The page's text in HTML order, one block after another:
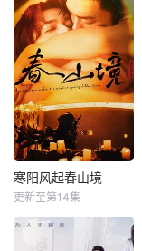
寒阳风起春山境
更新至第14集